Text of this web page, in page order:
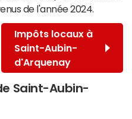
de l'année 2024.
Impôts locaux à
Saint-Aubin-
d'Arquenay
Saint-Aubin-